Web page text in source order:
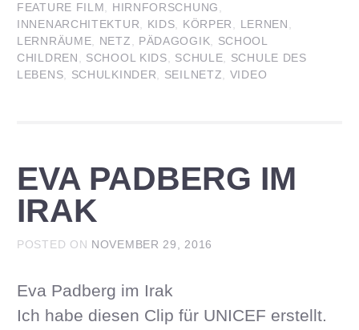
FEATURE FILM
HIRNFORSCHUNG
INNENARCHITEKTUR
KIDS KÖRPER LERNEN
LERNRÄUME
NETZ PÄDAGOGIK
SCHOOL
CHILDREN
SCHOOL KIDS SCHULE
SCHULE DES
LEBENS
SCHULKINDER SEILNETZ VIDEO
EVA PADBERG IM
IRAK
POSTED ON NOVEMBER 29, 2016
Eva Padberg im Irak
Ich habe diesen Clip für UNICEF erstellt.